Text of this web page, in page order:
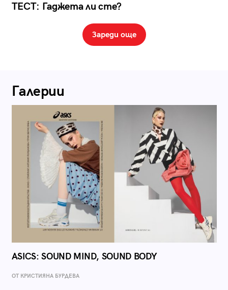
ТЕСТ: Гаджета ли сте?
Зареди още
Галерии
ASICS: SOUND MIND, SOUND BODY
ОТ КРИСТИЯНА БУРДЕВА